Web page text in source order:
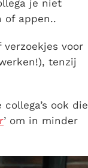
je niet
of appen..
voor
tenzij
ook die
’ om in minder